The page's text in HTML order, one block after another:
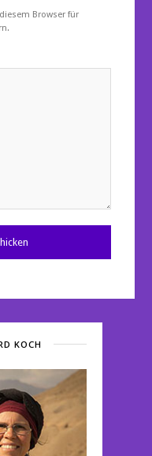
Browser für
KOCH